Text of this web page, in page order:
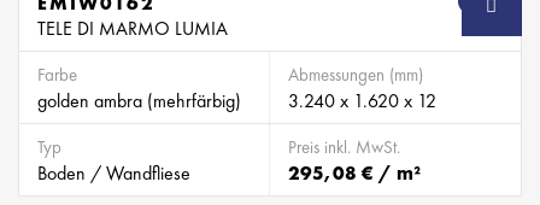
TELE DI MARMO LUMIA
Farbe
golden ambra (mehrfärbig)
Abmessungen (mm)
3.240 x 1.620 x 12
Typ
Boden / Wandfliese
Preis inkl. MwSt.
295,08 € / m²